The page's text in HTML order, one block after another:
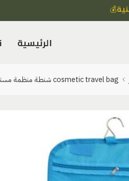
💰
الرئيسية
cosmetic travel bag شنطة منظمة مستحضرات تجميل